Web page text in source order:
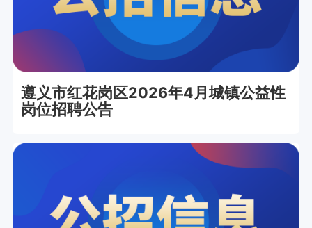
遵义市红花岗区2026年4月城镇公益性
岗位招聘公告